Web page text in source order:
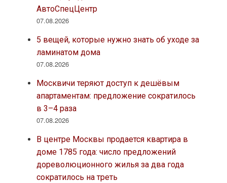
АвтоСпецЦентр
07.08.2026
5 вещей, которые нужно знать об уходе за
ламинатом дома
07.08.2026
Москвичи теряют доступ к дешёвым
апартаментам: предложение сократилось
в 3–4 раза
07.08.2026
В центре Москвы продается квартира в
доме 1785 года: число предложений
дореволюционного жилья за два года
сократилось на треть